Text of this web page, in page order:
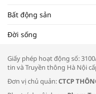
Bất động sản
Đời sống
Giấy phép hoạt động số:
tin và Truyền thông Hà Nội
Đơn vị chủ quản:CTCP